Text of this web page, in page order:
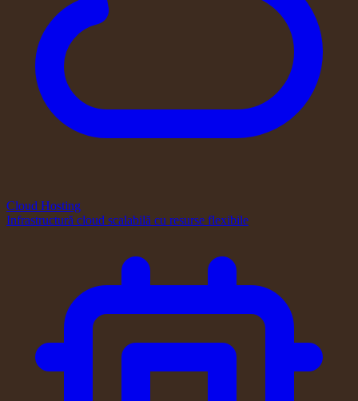
Cloud Hosting
Infrastructură cloud scalabilă cu resurse flexibile